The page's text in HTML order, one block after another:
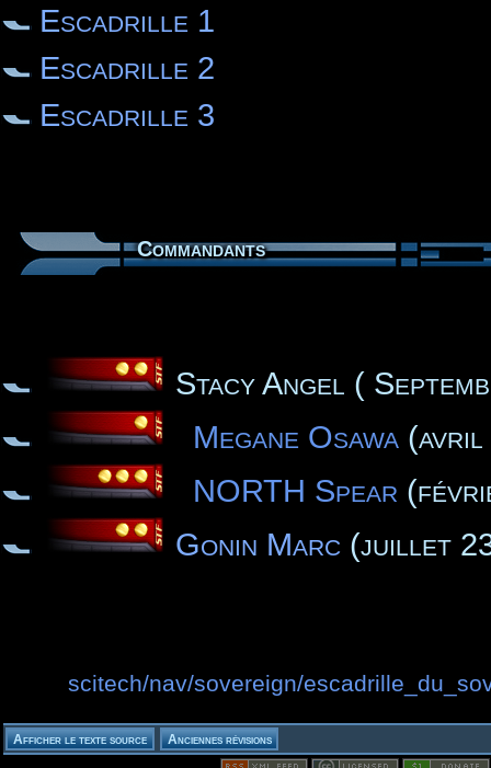
Escadrille 1
Escadrille 2
Escadrille 3
Commandants
Stacy Angel (
Megane Osawa(avril
NORTH Spear
Gonin Marc(juillet
scitech/nav/sovereign/